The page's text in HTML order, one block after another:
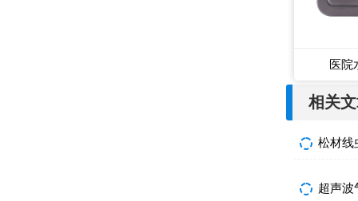
医院
相关
松材线
超声波